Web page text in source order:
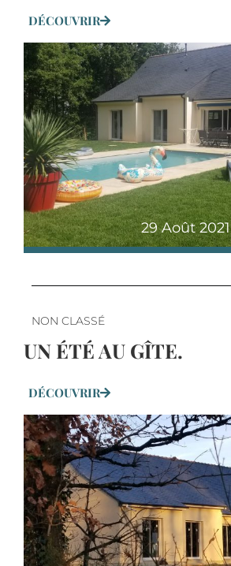
DÉCOUVRIR
29 Août 2021
NON CLASSÉ
UN ÉTÉ AU GÎTE.
DÉCOUVRIR